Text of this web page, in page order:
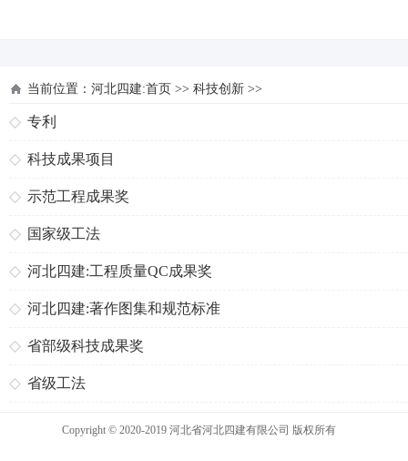
当前位置： 河北四建:首页 >> 科技创新 >>
专利
科技成果项目
示范工程成果奖
国家级工法
河北四建:工程质量QC成果奖
河北四建:著作图集和规范标准
省部级科技成果奖
省级工法
Copyright © 2020-2019 河北省河北四建有限公司 版权所有